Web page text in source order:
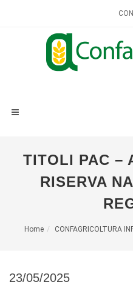
TITOLI PAC –
RISERVA
Home CONFAGRICOLTURA
23/05/2025